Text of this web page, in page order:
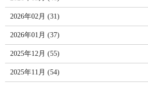
2026年02月 (31)
2026年01月 (37)
2025年12月 (55)
2025年11月 (54)